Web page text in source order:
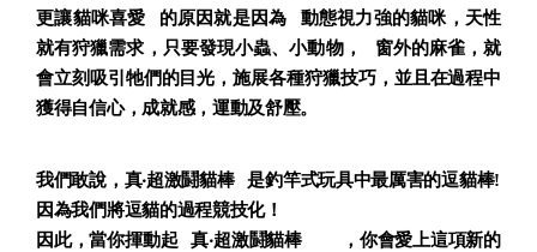
更讓貓咪喜愛
的原因就是因為
動態視力強的貓咪，天性
就有狩獵需求，只要發現小蟲、小動物，
窗外的麻雀，就
會立刻吸引牠們的目光，施展各種狩獵技巧，並且在過程中
獲得自信心，成就感，運動及舒壓。
我們敢說， 真‧超激鬪貓棒
是釣竿式玩具中最厲害的逗貓棒!
因為我們將逗貓的過程競技化！
因此，當你揮動起
真‧超激鬪貓棒
，你會愛上這項新的